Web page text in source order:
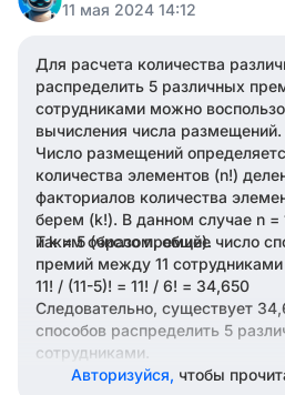
11 мая 2024 14:12
Для расчета количества
распределить 5 различных
сотрудниками можно
вычисления числа размещений.
Число размещений
количества элементов (n!)
факториалов количества
берем (k!). В данном случае n =
и k = 5 (число премий).
Таким образом, общее число
премий между 11 сотрудниками
11! / (11-5)! = 11! / 6! = 34,650
Следовательно, существует
способов распределить 5
сотрудниками.
Авторизуйся, чтобы